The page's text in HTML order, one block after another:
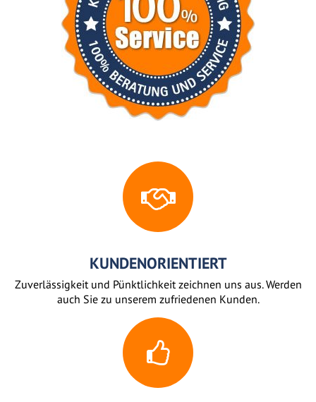
KUNDENORIENTIERT
Zuverlässigkeit und Pünktlichkeit zeichnen uns aus. Werden
auch Sie zu unserem zufriedenen Kunden.